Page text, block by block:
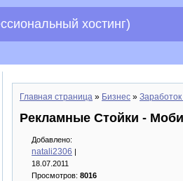
хостинг)
Главная страница » Бизнес »
Рекламные Стойки -
Добавлено:
natali2306 |
18.07.2011
Просмотров: 8016